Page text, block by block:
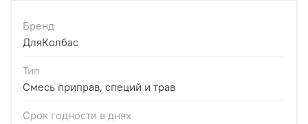
Бренд
ДляКолбас
Тип
Смесь приправ, специй и трав
Срок годности в днях